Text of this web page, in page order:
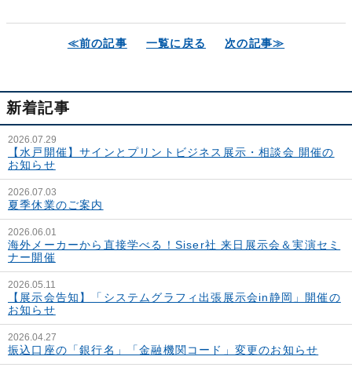
≪前の記事 一覧に戻る 次の記事≫
新着記事
2026.07.29
【水戸開催】サインとプリントビジネス展示・相談会 開催の
お知らせ
2026.07.03
夏季休業のご案内
2026.06.01
海外メーカーから直接学べる！Siser社 来日展示会＆実演セミ
ナー開催
2026.05.11
【展示会告知】「システムグラフィ出張展示会in静岡」開催の
お知らせ
2026.04.27
振込口座の「銀行名」「金融機関コード」変更のお知らせ